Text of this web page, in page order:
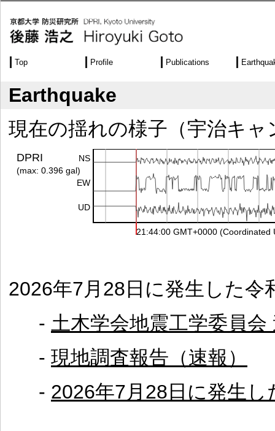
Top Profile Publications
Earthquake
現在の揺れの様子（宇治キャ
2026年7月28日に発生した令
- 土木学会地震工学委員
- 現地調査報告（速報）
- 2026年7月28日に発生し